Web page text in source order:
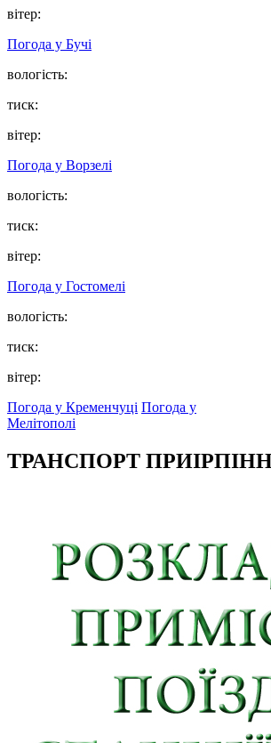
вітер:
Погода у Бучі
вологість:
тиск:
вітер:
Погода у Ворзелі
вологість:
тиск:
вітер:
Погода у Гостомелі
вологість:
тиск:
вітер:
Погода у Кременчуці Погода у
Мелітополі
ТРАНСПОРТ